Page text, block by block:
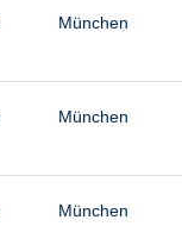
München
München
München